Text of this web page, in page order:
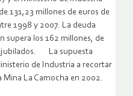
131,23 millones de euros de
1998 y 2007. La deuda
supera los 162 millones, de
La supuesta
de Industria a recortar
Mina La Camocha en 2002.